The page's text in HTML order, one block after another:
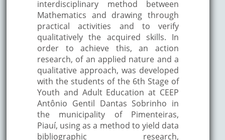
interdisciplinary method between
Mathematics and drawing through
practical activities and to verify
qualitatively the acquired skills. In
order to achieve this, an action
research, of an applied nature and a
qualitative approach, was developed
with the students of the 6th Stage of
Youth and Adult Education at CEEP
Antônio Gentil Dantas Sobrinho in
the municipality of Pimenteiras,
Piauí, using as a method to yield data
bibliographic research,